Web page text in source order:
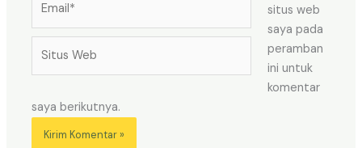
Web
situs web
saya pada
peramban
ini untuk
komentar
saya berikutnya.